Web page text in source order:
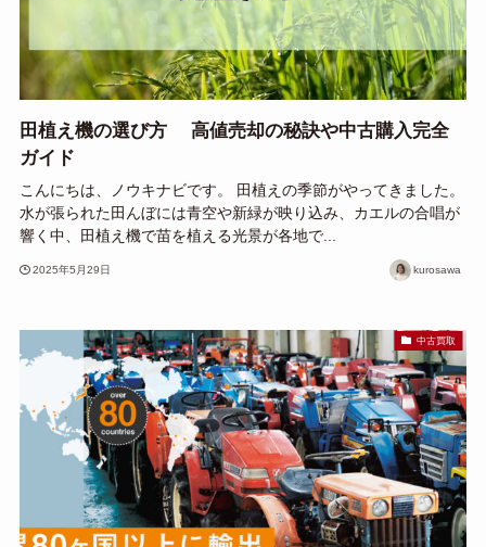
田植え機の選び方 高値売却の秘訣や中古購入完全
ガイド
こんにちは、ノウキナビです。 田植えの季節がやってきました。
水が張られた田んぼには青空や新緑が映り込み、カエルの合唱が
響く中、田植え機で苗を植える光景が各地で...
2025年5月29日 kurosawa
中古買取